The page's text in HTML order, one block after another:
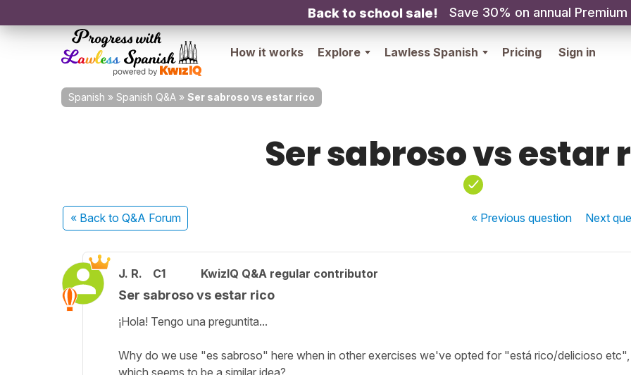
Back to school sale! Save 30% on annual Premium
How it works Explore Lawless Spanish Pricing Sign in
Spanish » Spanish Q&A » Ser sabroso vs estar rico
Ser sabroso vs estar
« Back to Q&A Forum « Previousquestion Next
J. R. C1 KwizIQ Q&A regular contributor
Ser sabroso vs estar rico
¡Hola! Tengo una preguntita...
Why do we use "es sabroso" here when in other exercises we've opted for "está rico/delicioso etc",
which seems to be a similar idea?